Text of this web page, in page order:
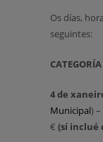
Os días,
seguintes:
4 de
Municipal)
€ (sí inclué